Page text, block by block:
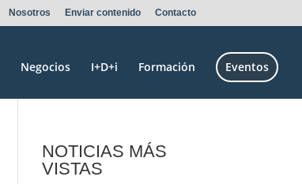
Nosotros Enviar contenido Contacto
Negocios I+D+i Formación Eventos
NOTICIAS MÁS
VISTAS